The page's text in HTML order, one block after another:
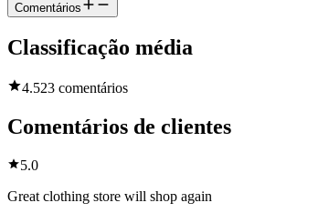
Comentários
Classificação média
4.523 comentários
Comentários de clientes
5.0
Great clothing store will shop again